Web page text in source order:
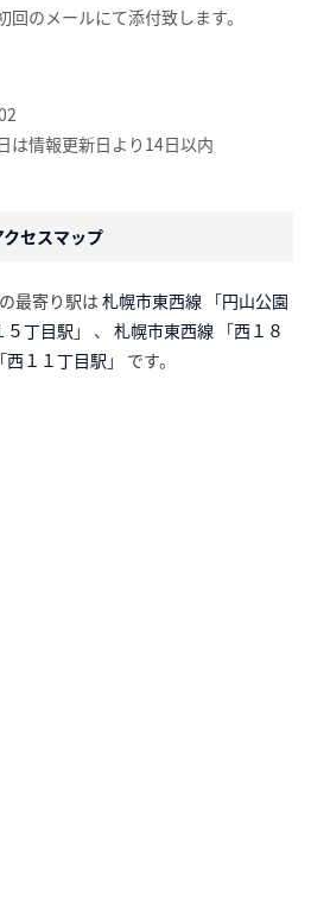
のメールにて添付致します。
は情報更新日より14日以内
クセスマップ
最寄り駅は 札幌市東西線 「円山公園
５丁目駅 」 、 札幌市東西線 「西１８
「西１１丁目駅 」 です。